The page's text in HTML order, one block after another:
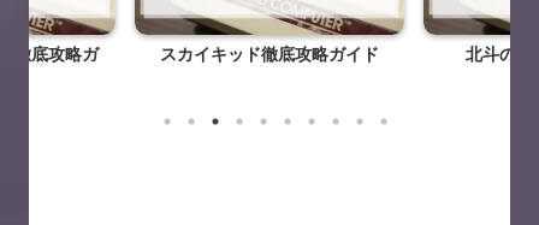
攻略ガイド 北斗の拳徹底攻略ガイド
六三四の剣